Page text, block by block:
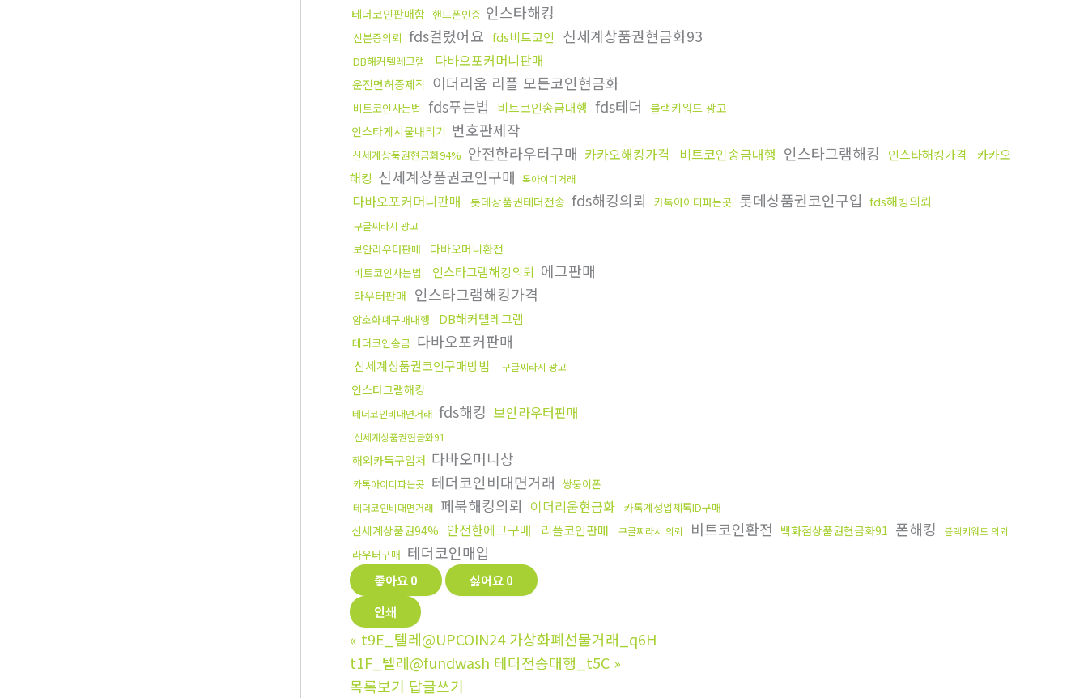
테더코인판매함 핸드폰인증 인스타해킹
신분증의뢰 fds걸렸어요 fds비트코인 신세계상품권현금화93
DB해커텔레그램 다바오포커머니판매
운전면허증제작 이더리움 리플 모든코인현금화
비트코인사는법 fds푸는법 비트코인송금대행 fds테더 블랙키워드 광고
인스타게시물내리기 번호판제작
신세계상품권현금화94% 안전한라우터구매 카카오해킹가격 비트코인송금대행 인스타그램해킹 인스타해킹가격
카카오
해킹 신세계상품권코인구매 톡아이디거래
다바오포커머니판매 롯데상품권테더전송 fds해킹의뢰 카톡아이디파는곳 롯데상품권코인구입 fds해킹의뢰
구글찌라시 광고
보안라우터판매 다바오머니환전
비트코인사는법 인스타그램해킹의뢰 에그판매
라우터판매 인스타그램해킹가격
암호화폐구매대행 DB해커텔레그램
테더코인송금 다바오포커판매
신세계상품권코인구매방법 구글찌라시 광고
인스타그램해킹
테더코인비대면거래 fds해킹 보안라우터판매
신세계상품권현금화91
해외카톡구입처 다바오머니상
카톡아이디파는곳 테더코인비대면거래 쌍둥이폰
테더코인비대면거래 페북해킹의뢰 이더리움현금화 카톡계정업체톡ID구매
신세계상품권94% 안전한에그구매 리플코인판매 구글찌라시 의뢰 비트코인환전 백화점상품권현금화91 폰해킹 블랙키워드 의뢰
라우터구매 테더코인매입
좋아요0 싫어요0
인쇄
« t9E_텔레@UPCOIN24 가상화폐선물거래_q6H
t1F_텔레@fundwash 테더전송대행_t5C »
목록보기 답글쓰기